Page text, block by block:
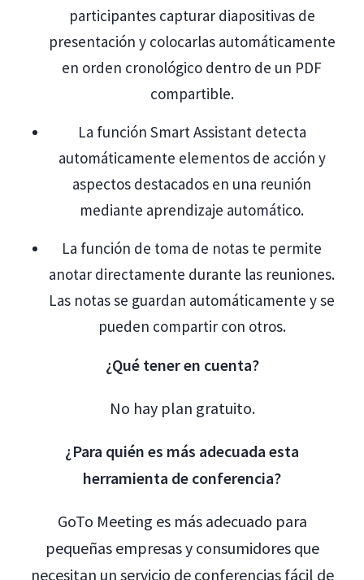
participantes capturar diapositivas de
presentación y colocarlas automáticamente
en orden cronológico dentro de un PDF
compartible.
La función Smart Assistant detecta
automáticamente elementos de acción y
aspectos destacados en una reunión
mediante aprendizaje automático.
La función de toma de notas te permite
anotar directamente durante las reuniones.
Las notas se guardan automáticamente y se
pueden compartir con otros.
¿Qué tener en cuenta?
No hay plan gratuito.
¿Para quién es más adecuada esta
herramienta de conferencia?
GoTo Meeting es más adecuado para
pequeñas empresas y consumidores que
necesitan un servicio de conferencias fácil de